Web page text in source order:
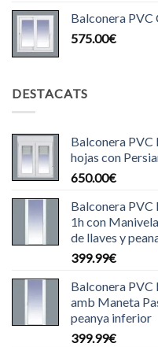
Balconera
575.00€
DESTACATS
Balconera
hojas con
650.00€
Balconera
1h con
de llaves y
399.99€
Balconera
amb Maneta
peanya inferior
399.99€